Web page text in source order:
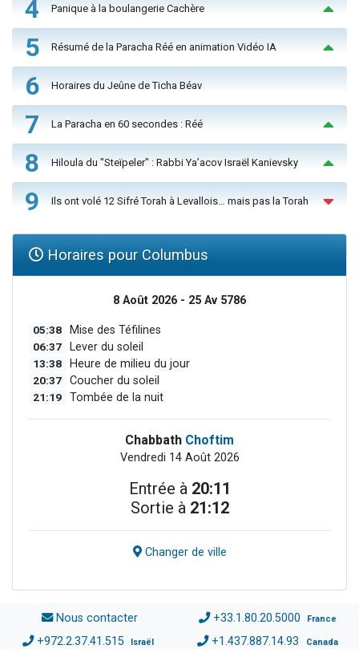
4 Panique à la boulangerie Cachère
5 Résumé de la Paracha Réé en animation Vidéo IA
6 Horaires du Jeûne de Ticha Béav
7 La Paracha en 60 secondes : Réé
8 Hiloula du "Steïpeler" : Rabbi Ya’acov Israël Kanievsky
9 Ils ont volé 12 Sifré Torah à Levallois… mais pas la Torah
Horaires pour Columbus
8 Août 2026 - 25 Av 5786
05:38 Mise des Téfilines
06:37 Lever du soleil
13:38 Heure de milieu du jour
20:37 Coucher du soleil
21:19 Tombée de la nuit
Chabbath Choftim
Vendredi 14 Août 2026
Entrée à 20:11
Sortie à 21:12
Changer de ville
Nous contacter +33.1.80.20.5000 France
+972.2.37.41.515 Israël +1.437.887.14.93 Canada